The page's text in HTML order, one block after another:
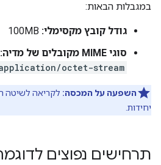
במגבלות הבאות:
גודל קובץ מקסימלי:
סוגי MIME מקובלים של מדיה:
octet-stream
השפעה על המכסה: לקריאה לשיטה
יחידות.
תרחישים נפוצים